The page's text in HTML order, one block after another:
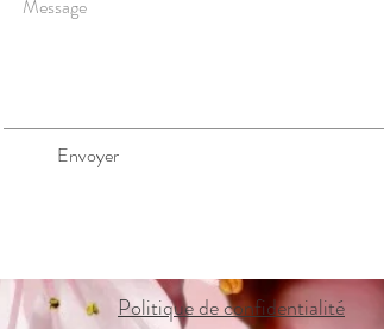
Politique de confidentialité
Envoyer